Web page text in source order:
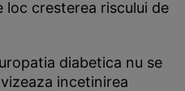
cresterea riscului de
diabetica nu se
incetinirea